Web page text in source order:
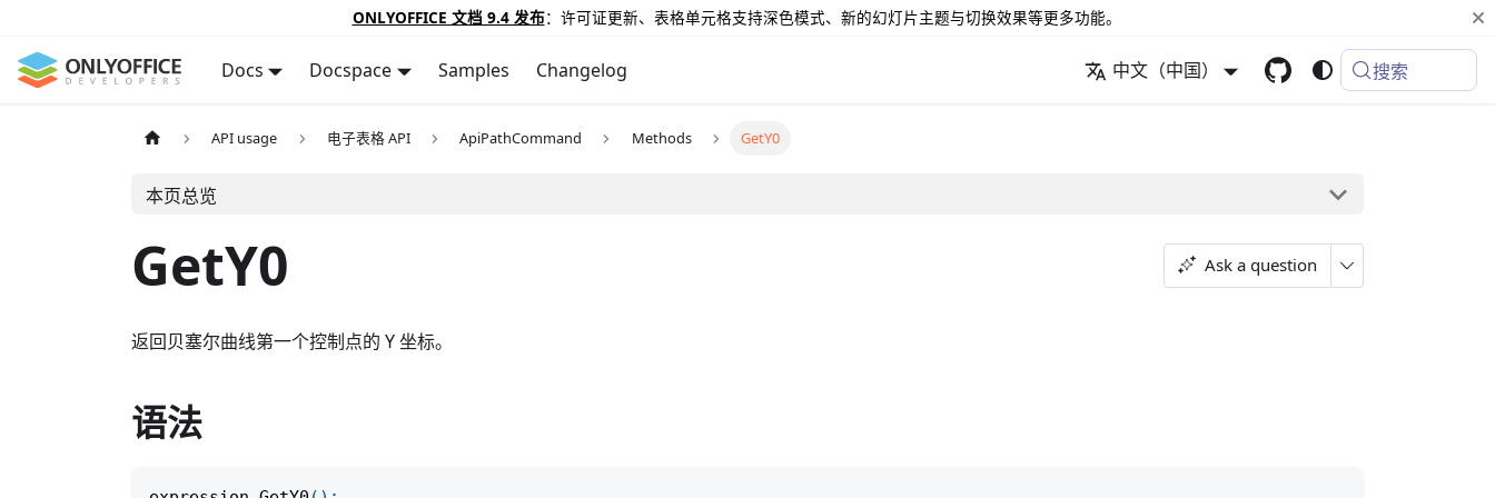
ONLYOFFICE 文档 9.4 发布：许可证更新、表格单元格支持深色模式、新的幻灯片主题与切换效果等更多功能。
Docs Docspace Samples Changelog 中文（中国） 搜索
API usage 电子表格 API ApiPathCommand Methods GetY0
本页总览
GetY0 Ask a question
返回贝塞尔曲线第一个控制点的 Y 坐标。
语法